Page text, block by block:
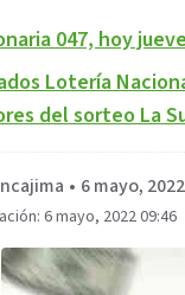
047, hoy
Lotería
del sorteo La
• 6 mayo, 2022
6 mayo, 2022 09:46